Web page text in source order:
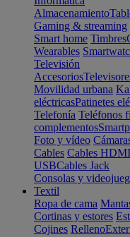
Almacenamiento
Gaming & streaming
Smart home Timbres
Wearables
Televisión
Accesorios
Movilidad urbana
eléctricasPatinetes
Telefonía Teléfonos
complementos
Foto y vídeo
Cables Cables HDMI
USBCables Jack
Consolas y
Textil
Ropa de cama
Cortinas y estores
Cojines Relleno